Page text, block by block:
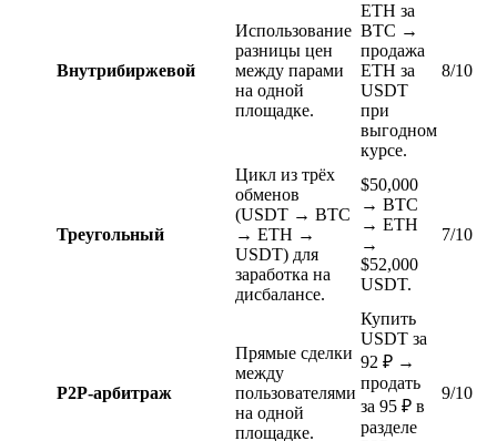
Внутрибиржевой
Использование
разницы цен
между парами
на одной
площадке.
ETH за
BTC →
продажа
ETH за
USDT
при
выгодном
курсе.
8/10
Треугольный
Цикл из трёх
обменов
(USDT → BTC
→ ETH →
USDT) для
заработка на
дисбалансе.
$50,000
→ BTC
→ ETH
→
$52,000
USDT.
7/10
P2P-арбитраж
Прямые сделки
между
пользователями
на одной
площадке.
Купить
USDT за
92 ₽ →
продать
за 95 ₽ в
разделе
9/10